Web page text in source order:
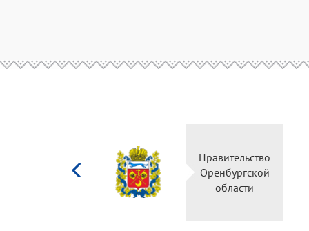
культуры
Российской
Правительство
Оренбургской
области